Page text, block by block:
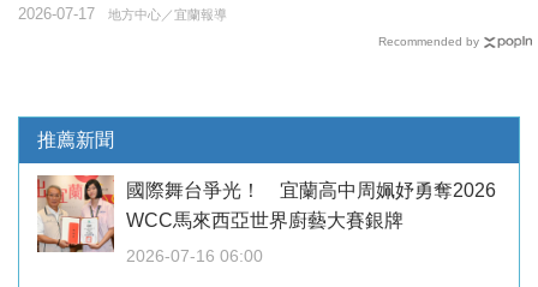
地方中心／宜蘭報導
2026-07-17
Recommended by
推薦新聞
國際舞台爭光！ 宜蘭高中周姵妤勇奪2026
WCC馬來西亞世界廚藝大賽銀牌
2026-07-16 06:00